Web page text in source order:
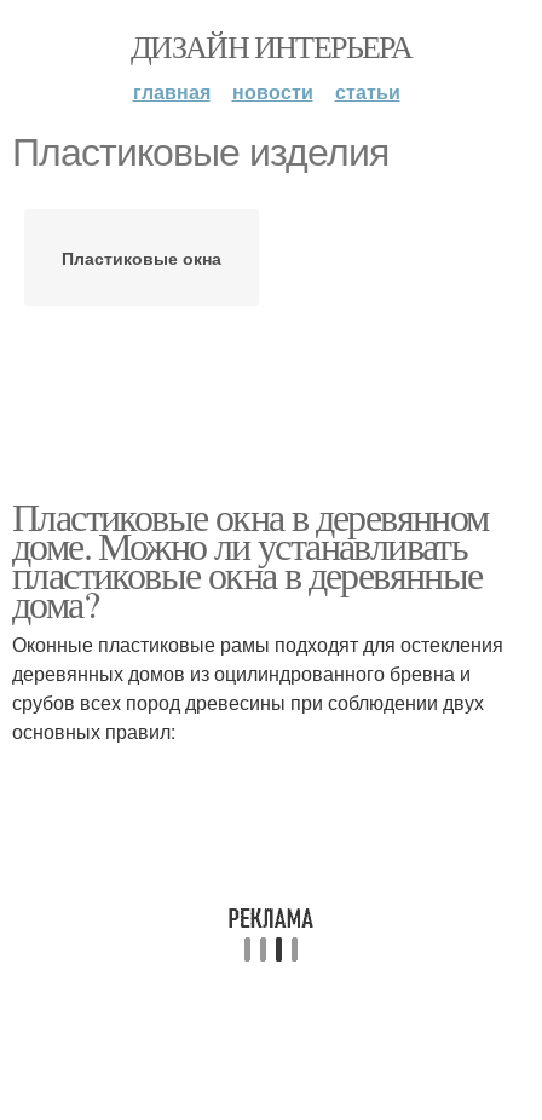
ДИЗАЙН ИНТЕРЬЕРА
главная новости статьи
Пластиковые изделия
Пластиковые окна
Пластиковые окна в деревянном
доме. Можно ли устанавливать
пластиковые окна в деревянные
дома?
Оконные пластиковые рамы подходят для остекления
деревянных домов из оцилиндрованного бревна и
срубов всех пород древесины при соблюдении двух
основных правил: